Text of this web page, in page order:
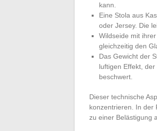
kann.
Eine Stola aus
oder Jersey. Die
Wildseide mit
gleichzeitig den
Das Gewicht der
luftigen Effekt,
beschwert.
Dieser technische
konzentrieren. In der
zu einer Belästigung